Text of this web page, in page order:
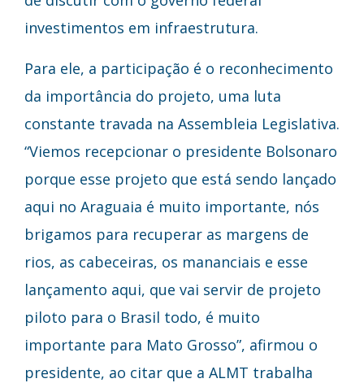
investimentos em infraestrutura.
Para ele, a participação é o reconhecimento
da importância do projeto, uma luta
constante travada na Assembleia Legislativa.
“Viemos recepcionar o presidente Bolsonaro
porque esse projeto que está sendo lançado
aqui no Araguaia é muito importante, nós
brigamos para recuperar as margens de
rios, as cabeceiras, os mananciais e esse
lançamento aqui, que vai servir de projeto
piloto para o Brasil todo, é muito
importante para Mato Grosso”, afirmou o
presidente, ao citar que a ALMT trabalha